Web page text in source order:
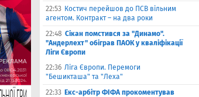
22:53 Костич перейшов до ПСВ вільним
агентом. Контракт – на два роки
22:48 Сікан помстився за "Динамо".
"Андерлехт" обіграв ПАОК у кваліфікації
Ліги Європи
22:36 Ліга Європи. Перемоги
"Бешикташа" та "Леха"
22:33 Екс-арбітр ФІФА прокоментував